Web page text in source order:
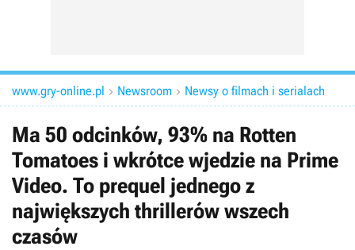
www.gry-online.pl  Newsroom  Newsy o filmach i serialach
Ma 50 odcinków, 93% na Rotten
Tomatoes i wkrótce wjedzie na Prime
Video. To prequel jednego z
największych thrillerów wszech
czasów